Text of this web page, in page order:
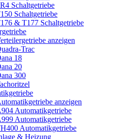
Schaltgetriebe
Schaltgetriebe
& T177 Schaltgetriebe
anzeigen
Trac
18
20
300
anzeigen
Automatikgetriebe
Automatikgetriebe
Automatikgetriebe
& Heizung